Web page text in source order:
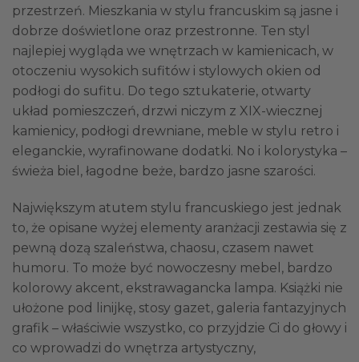
przestrzeń. Mieszkania w stylu francuskim są jasne i
dobrze doświetlone oraz przestronne. Ten styl
najlepiej wygląda we wnętrzach w kamienicach, w
otoczeniu wysokich sufitów i stylowych okien od
podłogi do sufitu. Do tego sztukaterie, otwarty
układ pomieszczeń, drzwi niczym z XIX-wiecznej
kamienicy, podłogi drewniane, meble w stylu retro i
eleganckie, wyrafinowane dodatki. No i kolorystyka –
świeża biel, łagodne beże, bardzo jasne szarości.
Największym atutem stylu francuskiego jest jednak
to, że opisane wyżej elementy aranżacji zestawia się z
pewną dozą szaleństwa, chaosu, czasem nawet
humoru. To może być nowoczesny mebel, bardzo
kolorowy akcent, ekstrawagancka lampa. Książki nie
ułożone pod linijkę, stosy gazet, galeria fantazyjnych
grafik – właściwie wszystko, co przyjdzie Ci do głowy i
co wprowadzi do wnętrza artystyczny,